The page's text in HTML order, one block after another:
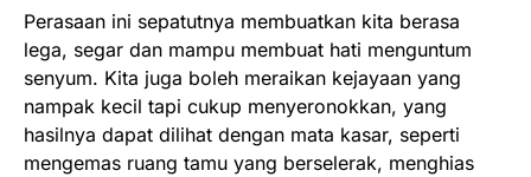
Perasaan ini sepatutnya membuatkan kita berasa
lega, segar dan mampu membuat hati menguntum
senyum. Kita juga boleh meraikan kejayaan yang
nampak kecil tapi cukup menyeronokkan, yang
hasilnya dapat dilihat dengan mata kasar, seperti
mengemas ruang tamu yang berselerak, menghias